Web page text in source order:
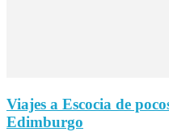
Viajes a Escocia de
Edimburgo